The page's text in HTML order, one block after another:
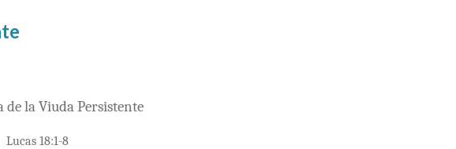
de la Viuda Persistente
Lucas 18:1-8